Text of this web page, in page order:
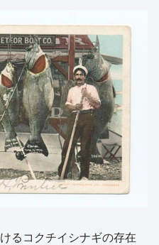
るコクチイシナギの存在